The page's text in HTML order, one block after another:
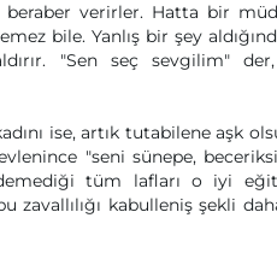
beraber verirler. Hatta bir
bile. Yanlış bir şey
"Sen seç sevgilim"
ise, artık tutabilene aşk
"seni sünepe,
tüm lafları o iyi
zavallılığı kabulleniş şekli